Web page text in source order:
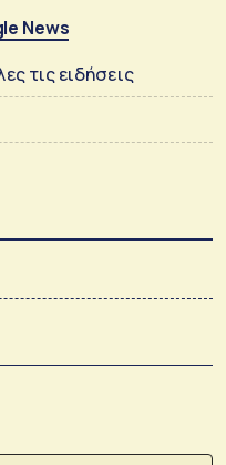
News
τις ειδήσεις